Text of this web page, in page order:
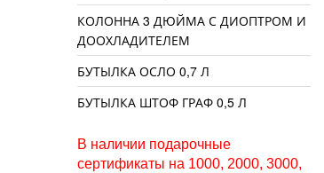
КОЛОННА 3 ДЮЙМА С ДИОПТРОМ И
ДООХЛАДИТЕЛЕМ
БУТЫЛКА ОСЛО 0,7 Л
БУТЫЛКА ШТОФ ГРАФ 0,5 Л
В наличии подарочные
сертификаты на 1000, 2000, 3000,